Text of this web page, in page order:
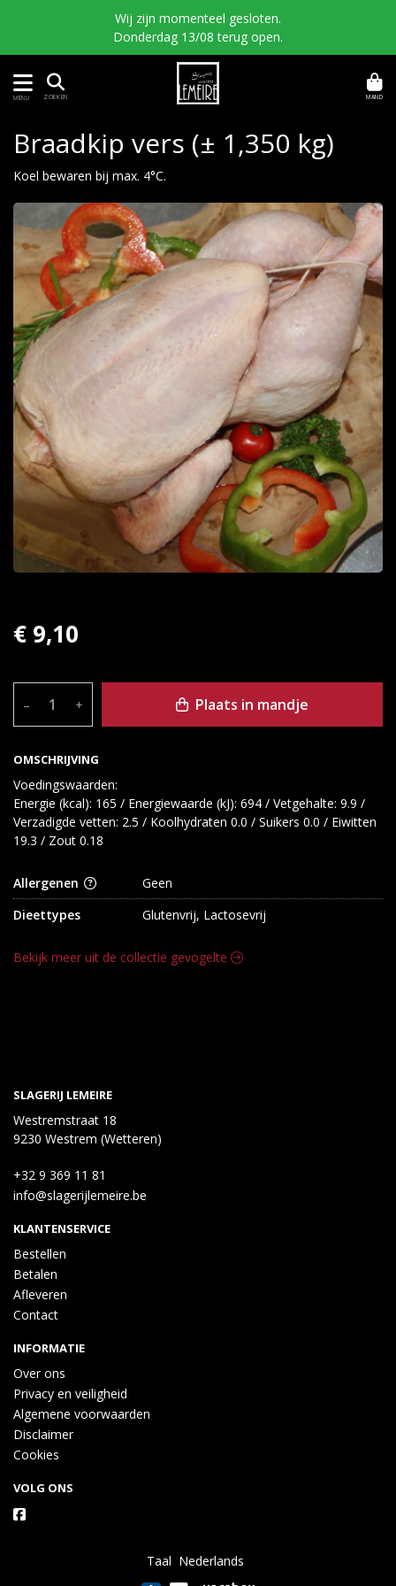
Wij zijn momenteel gesloten.
Donderdag 13/08 terug open.
MENU ZOEKEN MAND
OMSCHRIJVING
Voedingswaarden:
Energie (kcal): 165 / Energiewaarde (kJ): 694 / Vetgehalte: 9.9 /
Verzadigde vetten: 2.5 / Koolhydraten 0.0 / Suikers 0.0 / Eiwitten
19.3 / Zout 0.18
Braadkip vers (± 1,350 kg)
Koel bewaren bij max. 4°C.
€ 9,10
– + Plaats in mandje
Allergenen
Geen
Dieettypes
Glutenvrij, Lactosevrij
Bekijk meer uit de collectie gevogelte
SLAGERIJ LEMEIRE
Westremstraat 18
9230 Westrem (Wetteren)
+32 9 369 11 81
info@slagerijlemeire.be
KLANTENSERVICE
Bestellen
Betalen
Afleveren
Contact
INFORMATIE
Over ons
Privacy en veiligheid
Algemene voorwaarden
Disclaimer
Cookies
VOLG ONS
Taal